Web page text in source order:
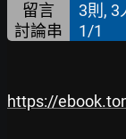
留言
3則, 3
討論串 1/1
https://